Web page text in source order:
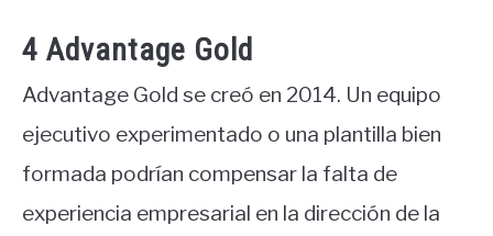
4 Advantage Gold
Advantage Gold se creó en 2014. Un equipo
ejecutivo experimentado o una plantilla bien
formada podrían compensar la falta de
experiencia empresarial en la dirección de la